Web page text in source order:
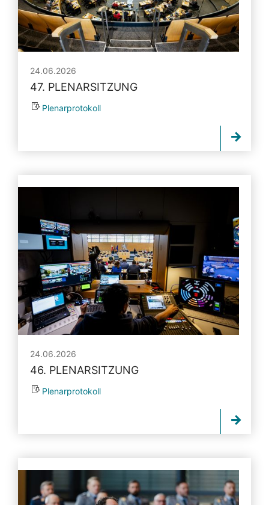
24.06.2026
47. PLENARSITZUNG
Plenarprotokoll
24.06.2026
46. PLENARSITZUNG
Plenarprotokoll